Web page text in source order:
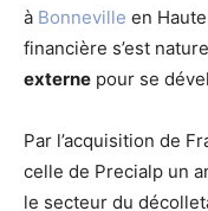
à Bonneville en
financière s’est
externe pour se
Par l’acquisition de
celle de Precialp un
le secteur du